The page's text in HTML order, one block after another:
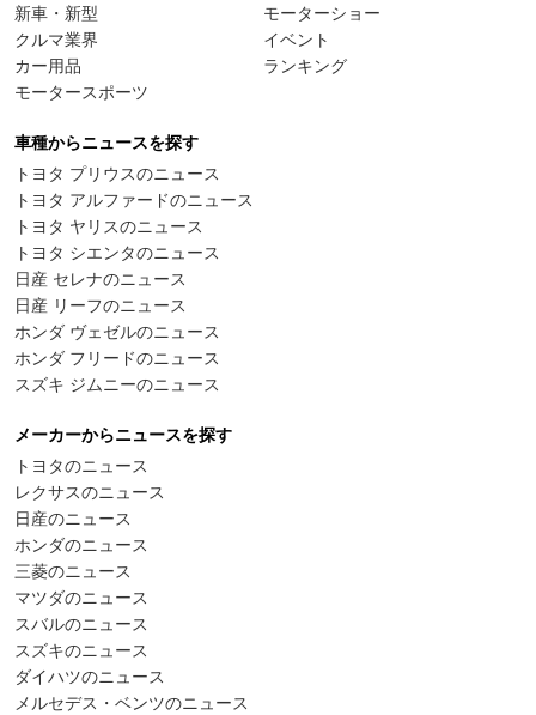
新車・新型
クルマ業界
カー用品
モータースポーツ
モーターショー
イベント
ランキング
車種からニュースを探す
トヨタ プリウスのニュース
トヨタ アルファードのニュース
トヨタ ヤリスのニュース
トヨタ シエンタのニュース
日産 セレナのニュース
日産 リーフのニュース
ホンダ ヴェゼルのニュース
ホンダ フリードのニュース
スズキ ジムニーのニュース
メーカーからニュースを探す
トヨタのニュース
レクサスのニュース
日産のニュース
ホンダのニュース
三菱のニュース
マツダのニュース
スバルのニュース
スズキのニュース
ダイハツのニュース
メルセデス・ベンツのニュース